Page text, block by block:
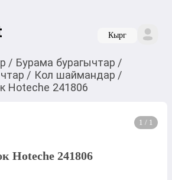
Кырг
/ Бурама бурагычтар /
/ Кол шаймандар /
Hoteche 241806
1 / 1
Hoteche 241806